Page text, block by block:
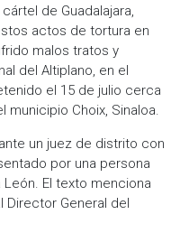
de Guadalajara,
actos de tortura en
malos tratos y
del Altiplano, en el
el 15 de julio cerca
municipio Choix, Sinaloa.
un juez de distrito con
por una persona
El texto menciona
General del